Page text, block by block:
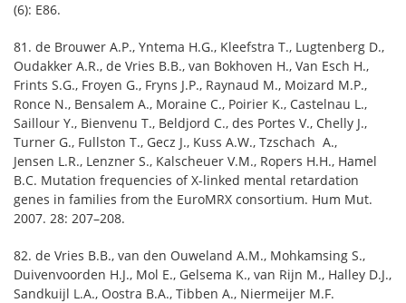
(6): E86.
81. de Brouwer A.P., Yntema H.G., Kleefstra T., Lugtenberg D.,
Oudakker A.R., de Vries B.B., van Bokhoven H., Van Esch H.,
Frints S.G., Froyen G., Fryns J.P., Raynaud M., Moizard M.P.,
Ronce N., Bensalem A., Moraine C., Poirier K., Castelnau L.,
Saillour Y., Bienvenu T., Beldjord C., des Portes V., Chelly J.,
Turner G., Fullston T., Gecz J., Kuss A.W., Tzschach A.,
Jensen L.R., Lenzner S., Kalscheuer V.M., Ropers H.H., Hamel
B.C. Mutation frequencies of X-linked mental retardation
genes in families from the EuroMRX consortium. Hum Mut.
2007. 28: 207–208.
82. de Vries B.B., van den Ouweland A.M., Mohkamsing S.,
Duivenvoorden H.J., Mol E., Gelsema K., van Rijn M., Halley D.J.,
Sandkuijl L.A., Oostra B.A., Tibben A., Niermeijer M.F.